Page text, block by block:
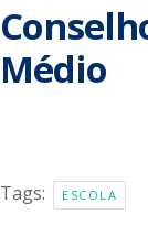
Médio
Tags: ESCOLA